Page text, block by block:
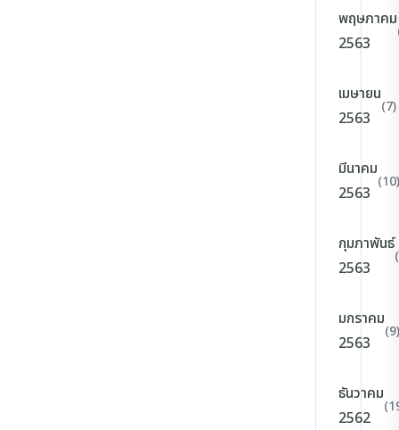
พฤษภาคม
2563
เมษายน
2563
(7)
มีนาคม
2563
(10)
กุมภาพันธ์
2563
มกราคม
2563
(9)
ธันวาคม
2562